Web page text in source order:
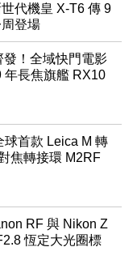
代機皇 X-T6 傳 9
登場
發！全域快門電影
年長焦旗艦 RX10
球首款 Leica M 轉
焦轉接環 M2RF
RF 與 Nikon Z
恆定大光圈標